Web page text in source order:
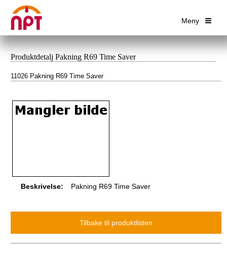
Meny
Produktdetalj Pakning R69 Time Saver
11026 Pakning R69 Time Saver
Beskrivelse: Pakning R69 Time Saver